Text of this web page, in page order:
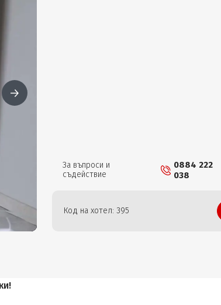
За въпроси и
съдействие
0884 222
038
Код на хотел: 395